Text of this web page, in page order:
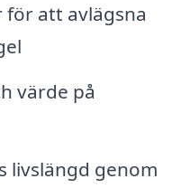
att avlägsna
värde på
livslängd genom